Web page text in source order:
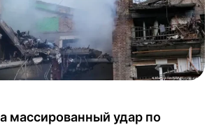
массированный удар по